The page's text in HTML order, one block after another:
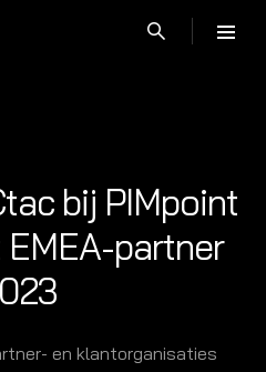
bij PIMpoint
partner
en klantorganisaties